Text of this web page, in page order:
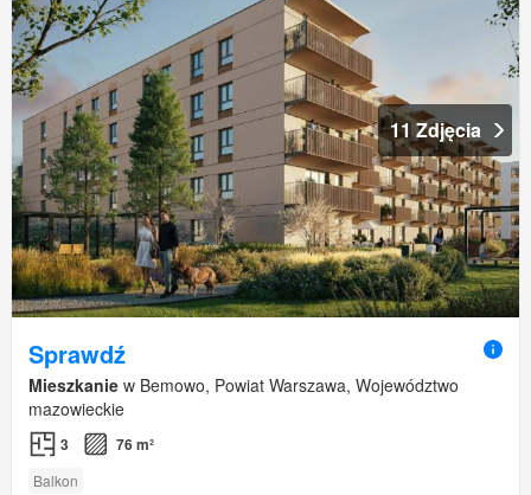
11 Zdjęcia
Sprawdź
Mieszkanie w Bemowo, Powiat Warszawa, Województwo
mazowieckie
3 76 m²
Balkon